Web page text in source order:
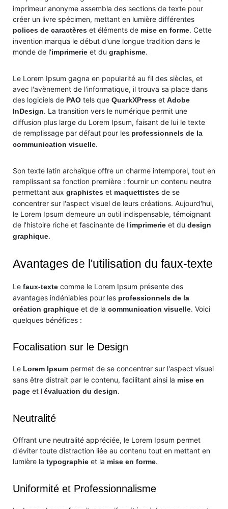
imprimeur anonyme assembla des sections de texte pour
créer un livre spécimen, mettant en lumière différentes
polices de caractères et éléments de mise en forme. Cette
invention marqua le début d'une longue tradition dans le
monde de l'imprimerie et du graphisme.
Le Lorem Ipsum gagna en popularité au fil des siècles, et
avec l'avènement de l'informatique, il trouva sa place dans
des logiciels de PAO tels que QuarkXPress et Adobe
InDesign. La transition vers le numérique permit une
diffusion plus large du Lorem Ipsum, faisant de lui le texte
de remplissage par défaut pour les professionnels de la
communication visuelle.
Son texte latin archaïque offre un charme intemporel, tout en
remplissant sa fonction première : fournir un contenu neutre
permettant aux graphistes et maquettistes de se
concentrer sur l'aspect visuel de leurs créations. Aujourd'hui,
le Lorem Ipsum demeure un outil indispensable, témoignant
de l'histoire riche et fascinante de l'imprimerie et du design
graphique.
Avantages de l'utilisation du faux-texte
Le faux-texte comme le Lorem Ipsum présente des
avantages indéniables pour les professionnels de la
création graphique et de la communication visuelle. Voici
quelques bénéfices :
Focalisation sur le Design
Le Lorem Ipsum permet de se concentrer sur l'aspect visuel
sans être distrait par le contenu, facilitant ainsi la mise en
page et l'évaluation du design.
Neutralité
Offrant une neutralité appréciée, le Lorem Ipsum permet
d'éviter toute distraction liée au contenu tout en mettant en
lumière la typographie et la mise en forme.
Uniformité et Professionnalisme